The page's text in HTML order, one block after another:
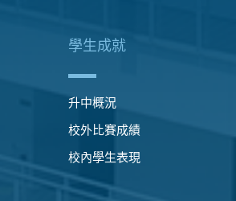
學生成就
升中概況
校外比賽成績
校內學生表現